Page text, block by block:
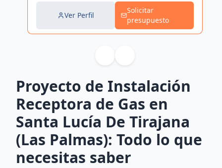
Ver Perfil
Solicitar
presupuesto
Proyecto de Instalación
Receptora de Gas en
Santa Lucía De Tirajana
(Las Palmas): Todo lo que
necesitas saber